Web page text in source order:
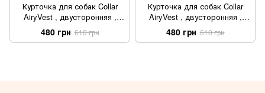
Курточка для собак Collar
AiryVest , двусторонняя ,
XS25, кораллово-серая
480 грн 610 грн
Курточка для собак Collar
AiryVest , двусторонняя ,
XS25, розово-фиолетовая
480 грн 610 грн